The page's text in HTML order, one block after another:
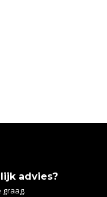
advies?
graag.